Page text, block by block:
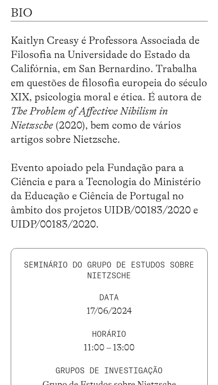
BIO
Kaitlyn Creasy é Professora Associada de
Filosofia na Universidade do Estado da
Califórnia, em San Bernardino. Trabalha
em questões de filosofia europeia do século
XIX, psicologia moral e ética. É autora de
The Problem of Affective Nihilism in
Nietzsche(2020), bem como de vários
artigos sobre Nietzsche.
Evento apoiado pela Fundação para a
Ciência e para a Tecnologia do Ministério
da Educação e Ciência de Portugal no
âmbito dos projetos UIDB/00183/2020 e
UIDP/00183/2020.
SEMINÁRIO DO GRUPO DE ESTUDOS SOBRE
NIETZSCHE
DATA
17/06/2024
HORÁRIO
11:00 – 13:00
GRUPOS DE INVESTIGAÇÃO